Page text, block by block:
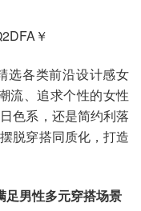
￥
选各类前沿设计感女
流、追求个性的女性
色系，还是简约利落
脱穿搭同质化，打造
足男性多元穿搭场景